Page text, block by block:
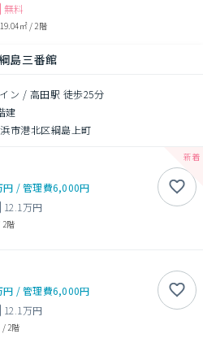
無料
19.04㎡/2階
島三番館
ン / 高田駅 徒歩25分
建
市港北区綱島上町
円 /管理費6,000円
12.1万円
2階
円 /管理費6,000円
12.1万円
/ 2階